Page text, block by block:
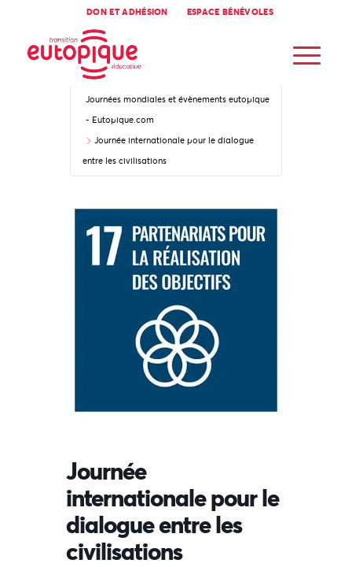
DON ET ADHÉSION ESPACE BÉNÉVOLES
Accueil
Journées mondiales et évènements eutopique
- Eutopique.com
Journée internationale pour le dialogue
entre les civilisations
Journée
internationale pour le
dialogue entre les
civilisations